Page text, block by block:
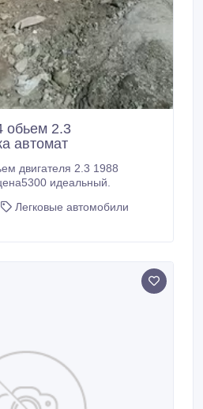
обьем 2.3
автомат
двигателя 2.3 1988
идеальный.
Легковые автомобили